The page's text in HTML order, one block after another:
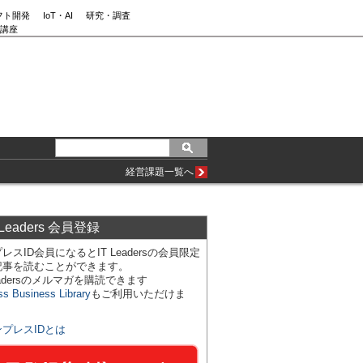
ト開発 IoT・AI
研究・調査
座
経営課題一覧へ
会員登録
スID会員になるとIT Leadersの会員限定
を読むことができます。
のメルマガを購読できます
Business Libraryもご利用いただけま
プレスIDとは